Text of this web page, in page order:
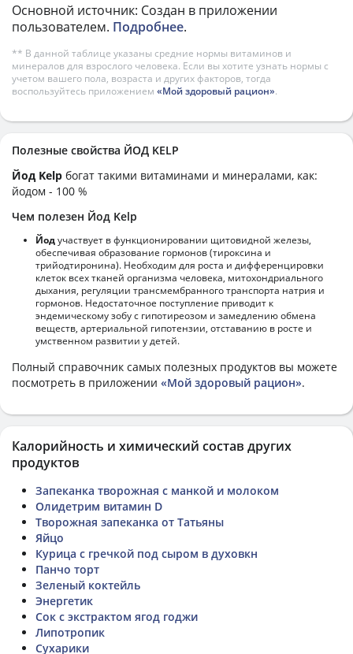
Основной источник: Создан в приложении
пользователем. Подробнее.
** В данной таблице указаны средние нормы витаминов и
минералов для взрослого человека. Если вы хотите узнать нормы с
учетом вашего пола, возраста и других факторов, тогда
воспользуйтесь приложением «Мой здоровый рацион».
Полезные свойства ЙОД KELP
Йод Kelp богат такими витаминами и минералами, как:
йодом - 100 %
Чем полезен Йод Kelp
Йодучаствует в функционировании щитовидной железы,
обеспечивая образование гормонов (тироксина и
трийодтиронина). Необходим для роста и дифференцировки
клеток всех тканей организма человека, митохондриального
дыхания, регуляции трансмембранного транспорта натрия и
гормонов. Недостаточное поступление приводит к
эндемическому зобу с гипотиреозом и замедлению обмена
веществ, артериальной гипотензии, отставанию в росте и
умственном развитии у детей.
Полный справочник самых полезных продуктов вы можете
посмотреть в приложении «Мой здоровый рацион».
Калорийность и химический состав других
продуктов
Запеканка творожная с манкой и молоком
Олидетрим витамин D
Творожная запеканка от Татьяны
Яйцо
Курица с гречкой под сыром в духовкн
Панчо торт
Зеленый коктейль
Энергетик
Сок с экстрактом ягод годжи
Липотропик
Сухарики